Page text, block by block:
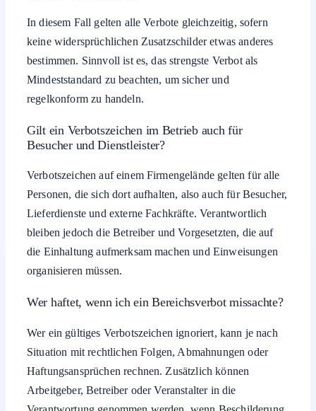
In diesem Fall gelten alle Verbote gleichzeitig, sofern
keine widersprüchlichen Zusatzschilder etwas anderes
bestimmen. Sinnvoll ist es, das strengste Verbot als
Mindeststandard zu beachten, um sicher und
regelkonform zu handeln.
Gilt ein Verbotszeichen im Betrieb auch für
Besucher und Dienstleister?
Verbotszeichen auf einem Firmengelände gelten für alle
Personen, die sich dort aufhalten, also auch für Besucher,
Lieferdienste und externe Fachkräfte. Verantwortlich
bleiben jedoch die Betreiber und Vorgesetzten, die auf
die Einhaltung aufmerksam machen und Einweisungen
organisieren müssen.
Wer haftet, wenn ich ein Bereichsverbot missachte?
Wer ein gültiges Verbotszeichen ignoriert, kann je nach
Situation mit rechtlichen Folgen, Abmahnungen oder
Haftungsansprüchen rechnen. Zusätzlich können
Arbeitgeber, Betreiber oder Veranstalter in die